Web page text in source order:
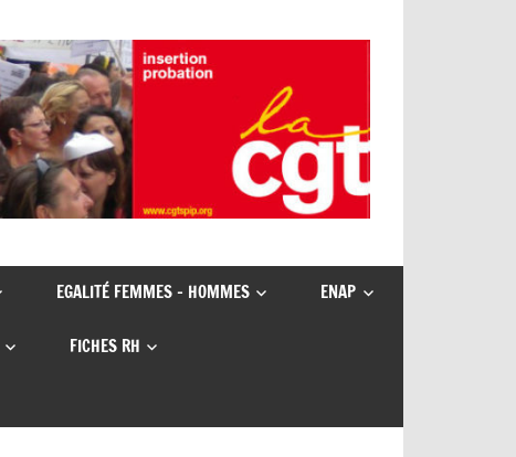
EGALITÉ FEMMES – HOMMES ENAP
FICHES RH